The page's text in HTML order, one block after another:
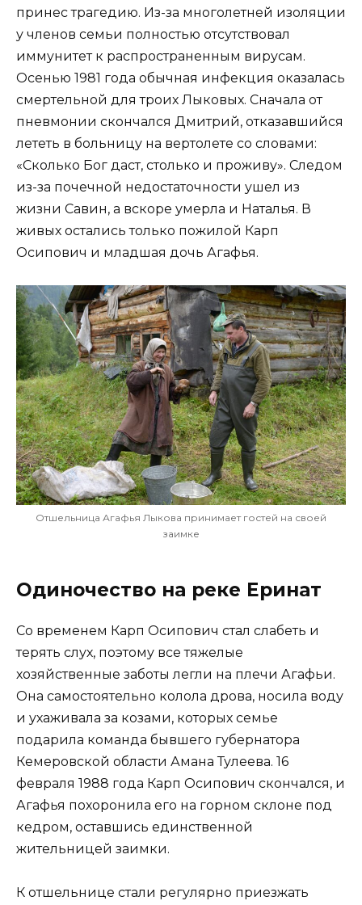
принес трагедию. Из-за многолетней изоляции
у членов семьи полностью отсутствовал
иммунитет к распространенным вирусам.
Осенью 1981 года обычная инфекция оказалась
смертельной для троих Лыковых. Сначала от
пневмонии скончался Дмитрий, отказавшийся
лететь в больницу на вертолете со словами:
«Сколько Бог даст, столько и проживу». Следом
из-за почечной недостаточности ушел из
жизни Савин, а вскоре умерла и Наталья. В
живых остались только пожилой Карп
Осипович и младшая дочь Агафья.
Отшельница Агафья Лыкова принимает гостей на своей
заимке
Одиночество на реке Еринат
Со временем Карп Осипович стал слабеть и
терять слух, поэтому все тяжелые
хозяйственные заботы легли на плечи Агафьи.
Она самостоятельно колола дрова, носила воду
и ухаживала за козами, которых семье
подарила команда бывшего губернатора
Кемеровской области Амана Тулеева. 16
февраля 1988 года Карп Осипович скончался, и
Агафья похоронила его на горном склоне под
кедром, оставшись единственной
жительницей заимки.
К отшельнице стали регулярно приезжать